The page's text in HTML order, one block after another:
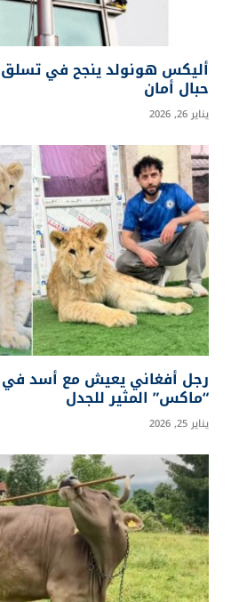
حبال أمان
يناير 26, 2026
رجل أفغاني يعيش مع أسد
“ماكس” المثير للجدل
يناير 25, 2026